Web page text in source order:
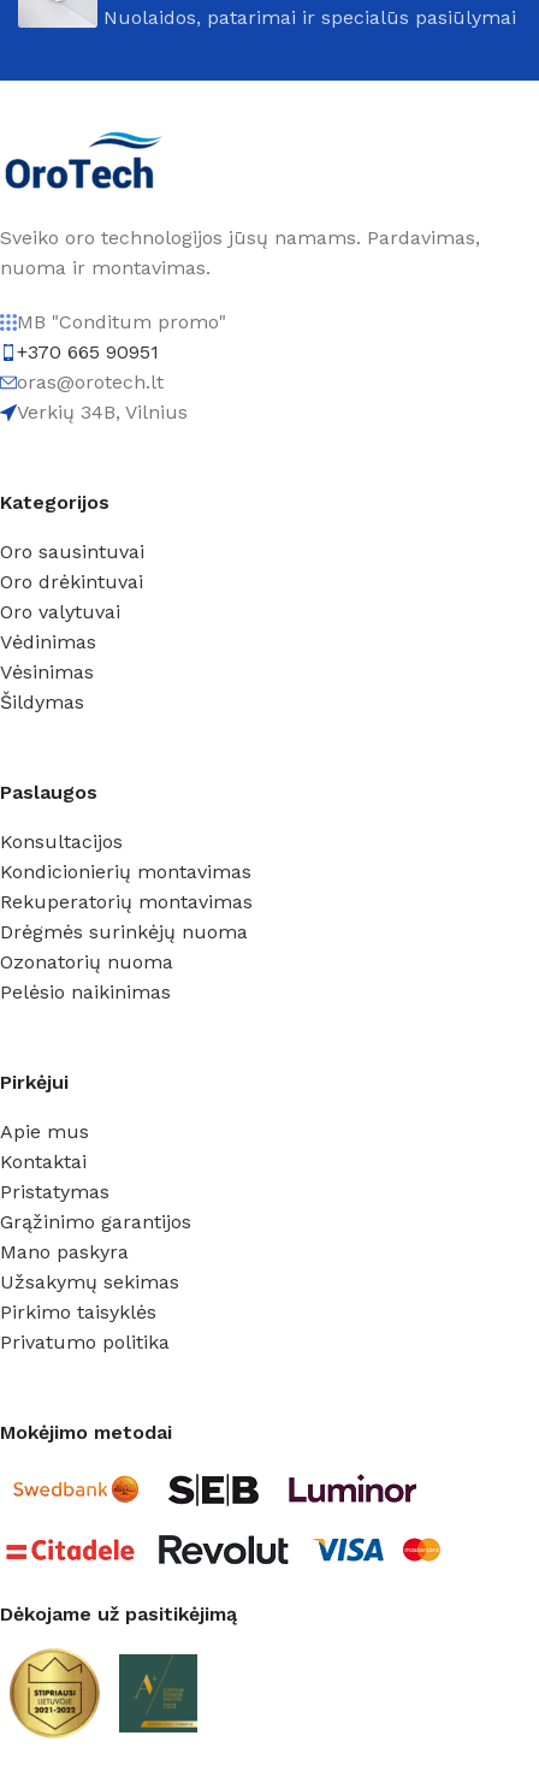
Nuolaidos, patarimai ir specialūs pasiūlymai
Sveiko oro technologijos jūsų namams. Pardavimas,
nuoma ir montavimas.
MB "Conditum promo"
+370 665 90951
oras@orotech.lt
Verkių 34B, Vilnius
Kategorijos
Oro sausintuvai
Oro drėkintuvai
Oro valytuvai
Vėdinimas
Vėsinimas
Šildymas
Paslaugos
Konsultacijos
Kondicionierių montavimas
Rekuperatorių montavimas
Drėgmės surinkėjų nuoma
Ozonatorių nuoma
Pelėsio naikinimas
Pirkėjui
Apie mus
Kontaktai
Pristatymas
Grąžinimo garantijos
Mano paskyra
Užsakymų sekimas
Pirkimo taisyklės
Privatumo politika
Mokėjimo metodai
Dėkojame už pasitikėjimą